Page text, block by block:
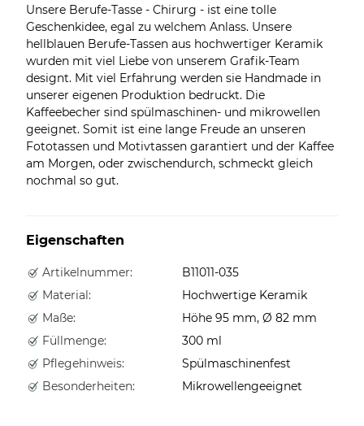
Unsere Berufe-Tasse - Chirurg - ist eine tolle
Geschenkidee, egal zu welchem Anlass. Unsere
hellblauen Berufe-Tassen aus hochwertiger Keramik
wurden mit viel Liebe von unserem Grafik-Team
designt. Mit viel Erfahrung werden sie Handmade in
unserer eigenen Produktion bedruckt. Die
Kaffeebecher sind spülmaschinen- und mikrowellen
geeignet. Somit ist eine lange Freude an unseren
Fototassen und Motivtassen garantiert und der Kaffee
am Morgen, oder zwischendurch, schmeckt gleich
nochmal so gut.
Eigenschaften
Artikelnummer:
B11011-035
Material:
Hochwertige Keramik
Maße:
Höhe 95 mm, Ø 82 mm
Füllmenge:
300 ml
Pflegehinweis:
Spülmaschinenfest
Besonderheiten:
Mikrowellengeeignet